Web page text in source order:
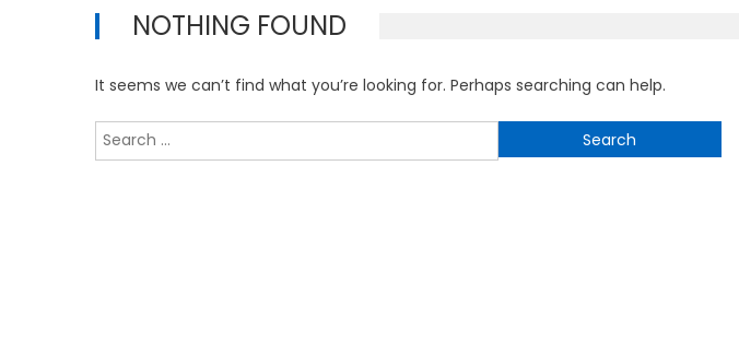
NOTHING FOUND
It seems we can’t find what you’re looking for. Perhaps searching can help.
for: